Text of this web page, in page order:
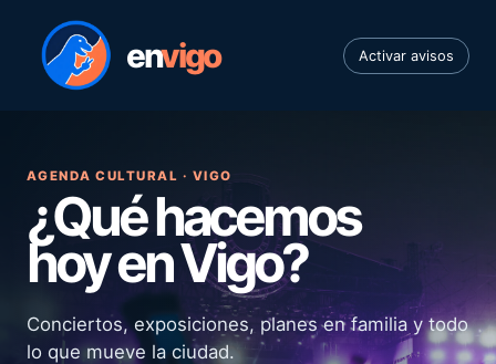
envigo Activar avisos
AGENDA CULTURAL · VIGO
¿Qué hacemos
hoy en Vigo?
Conciertos, exposiciones, planes en familia y todo
lo que mueve la ciudad.